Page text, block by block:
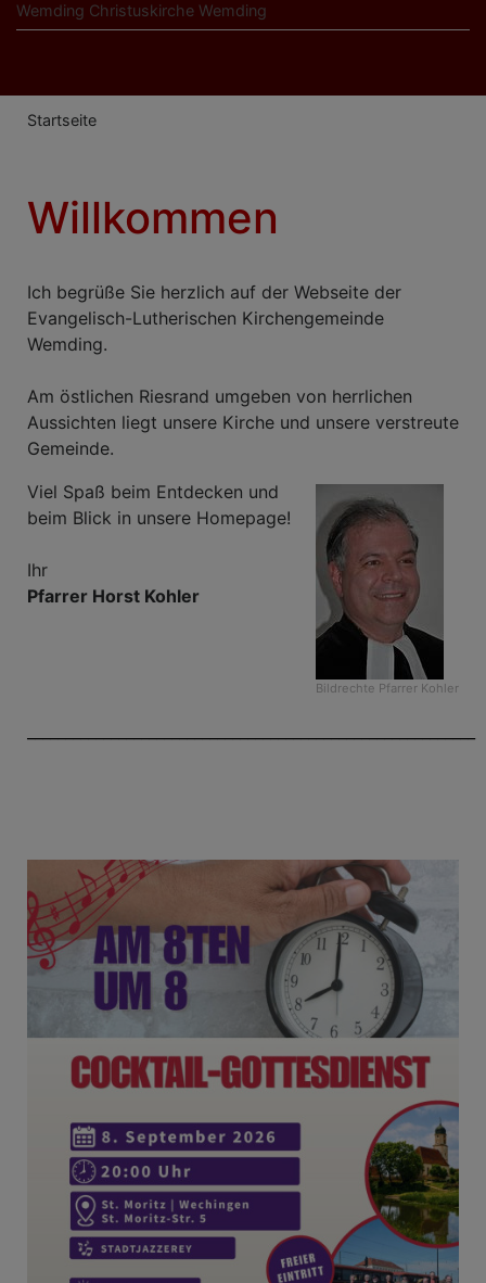
Wemding Christuskirche Wemding
Breadcrumb
Startseite
Willkommen
Ich begrüße Sie herzlich auf der Webseite der
Evangelisch-Lutherischen Kirchengemeinde
Wemding.
Am östlichen Riesrand umgeben von herrlichen
Aussichten liegt unsere Kirche und unsere verstreute
Gemeinde.
Bildrechte Pfarrer Kohler
Viel Spaß beim Entdecken und
beim Blick in unsere Homepage!
Ihr
Pfarrer Horst Kohler